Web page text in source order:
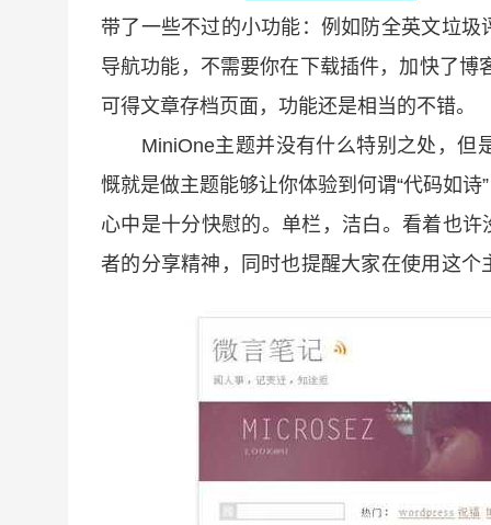
带了一些不过的小功能：例如防全英文垃
导航功能，不需要你在下载插件，加快了
可得文章存档页面，功能还是相当的不错。
MiniOne主题并没有什么特别之处，但
慨就是做主题能够让你体验到何谓“代码如
心中是十分快慰的。单栏，洁白。看着也
者的分享精神，同时也提醒大家在使用这